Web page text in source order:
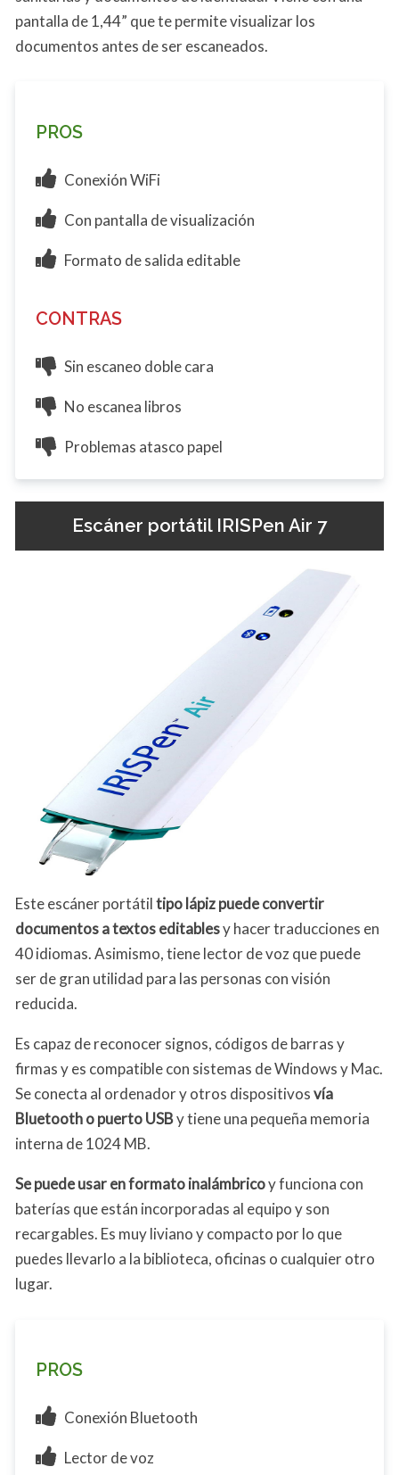
pantalla de 1,44” que te permite visualizar los
documentos antes de ser escaneados.
PROS
Conexión WiFi
Con pantalla de visualización
Formato de salida editable
CONTRAS
Sin escaneo doble cara
No escanea libros
Problemas atasco papel
Escáner portátil IRISPen Air 7
Este escáner portátiltipo lápiz puede convertir
documentos a textos editablesy hacer traducciones en
40 idiomas. Asimismo, tiene lector de voz que puede
ser de gran utilidad para las personas con visión
reducida.
Es capaz de reconocer signos, códigos de barras y
firmas y es compatible con sistemas de Windows y Mac.
Se conecta al ordenador y otros dispositivosvía
Bluetooth o puerto USBy tiene una pequeña memoria
interna de 1024 MB.
Se puede usar en formato inalámbricoy funciona con
baterías que están incorporadas al equipo y son
recargables. Es muy liviano y compacto por lo que
puedes llevarlo a la biblioteca, oficinas o cualquier otro
lugar.
PROS
Conexión Bluetooth
Lector de voz